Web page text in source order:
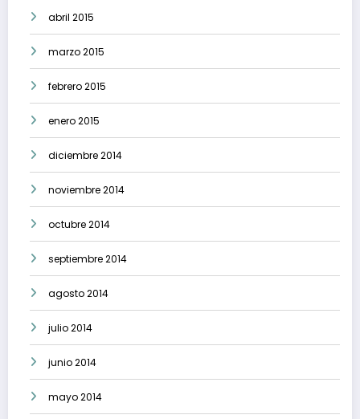
abril 2015
marzo 2015
febrero 2015
enero 2015
diciembre 2014
noviembre 2014
octubre 2014
septiembre 2014
agosto 2014
julio 2014
junio 2014
mayo 2014